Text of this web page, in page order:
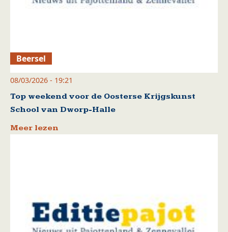
Beersel
08/03/2026 - 19:21
Top weekend voor de Oosterse Krijgskunst
School van Dworp-Halle
Meer lezen